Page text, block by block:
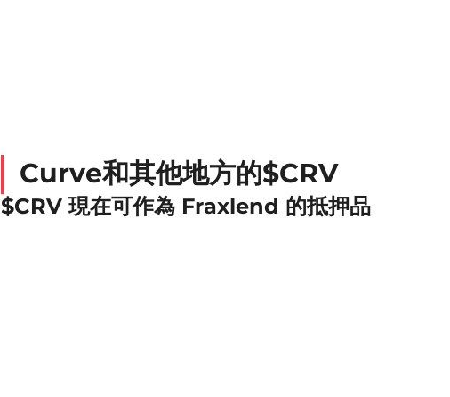
Curve和其他地方的$CRV
$CRV 現在可作為 Fraxlend 的抵押品